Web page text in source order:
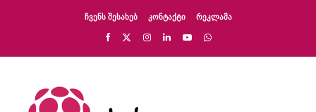
ᲩᲕᲔᲜᲡ ᲨᲔᲡᲐᲮᲔᲑ ᲙᲝᲜᲢᲐᲥᲢᲘ ᲠᲔᲙᲚᲐᲛᲐ